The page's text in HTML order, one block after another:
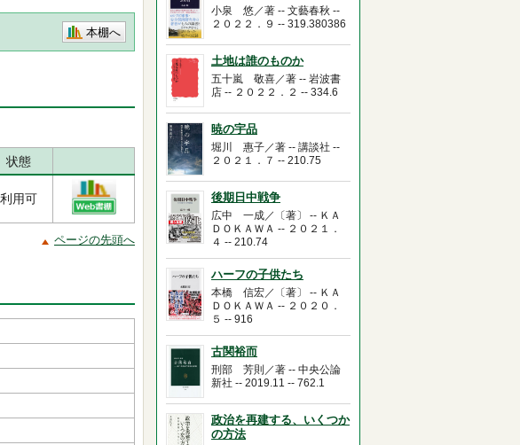
本棚へ
状態
利用可
ページの先頭へ
小泉 悠／著 -- 文藝春秋 --
２０２２．９ -- 319.380386
土地は誰のものか
五十嵐 敬喜／著 -- 岩波書
店 -- ２０２２．２ -- 334.6
暁の宇品
堀川 惠子／著 -- 講談社 --
２０２１．７ -- 210.75
後期日中戦争
広中 一成／〔著〕 -- ＫＡ
ＤＯＫＡＷＡ -- ２０２１．
４ -- 210.74
ハーフの子供たち
本橋 信宏／〔著〕 -- ＫＡ
ＤＯＫＡＷＡ -- ２０２０．
５ -- 916
古関裕而
刑部 芳則／著 -- 中央公論
新社 -- 2019.11 -- 762.1
政治を再建する、いくつか
の方法